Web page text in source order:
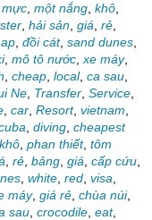
mực một nắng khô
hải sản giá rẻ
đồi cát, sand dunes
, mô tô nước xe máy,
cheap local, ca sau
Ne Transfer Service
car Resort, vietnam
diving cheapest
khô phan thiết, tôm
rẻ bảng giá cấp cứu
white red visa
máy, giá rẻ chùa núi,
sau crocodile eat,